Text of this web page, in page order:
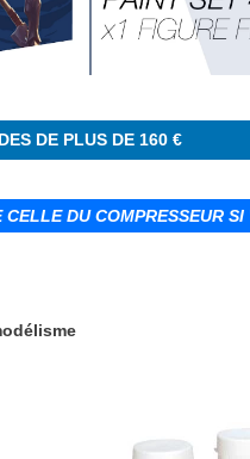
DE PLUS DE 160 €
DU COMPRESSEUR SI